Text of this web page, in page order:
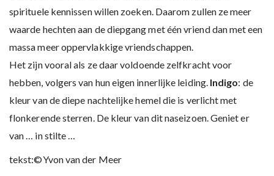
spirituele kennissen willen zoeken. Daarom zullen ze meer
waarde hechten aan de diepgang met één vriend dan met een
massa meer oppervlakkige vriendschappen.
Het zijn vooral als ze daar voldoende zelfkracht voor
hebben, volgers van hun eigen innerlijke leiding.Indigo: de
kleur van de diepe nachtelijke hemel die is verlicht met
flonkerende sterren. De kleur van dit naseizoen. Geniet er
van … in stilte …
tekst:©Yvon van der Meer